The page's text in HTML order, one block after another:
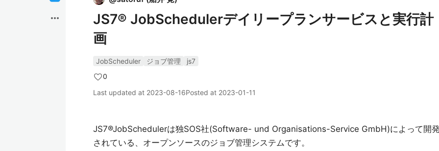
more_horiz
JS7® JobSchedulerデイリープランサービスと実行計
画
JobScheduler ジョブ管理
js7
0
Last updated at 2023-08-16Posted at 2023-01-11
JS7®JobSchedulerは独SOS社(Software- und Organisations-Service GmbH)によって開
されている、オープンソースのジョブ管理システムです。